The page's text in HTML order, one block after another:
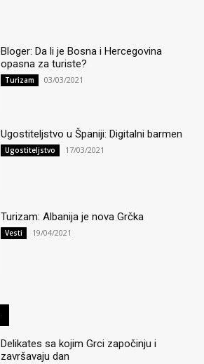
Bloger: Da li je Bosna i Hercegovina
opasna za turiste?
Turizam 03/03/2021
Ugostiteljstvo u Španiji: Digitalni barmen
Ugostiteljstvo 17/03/2021
Turizam: Albanija je nova Grčka
Vesti 19/04/2021
Delikates sa kojim Grci započinju i
završavaju dan